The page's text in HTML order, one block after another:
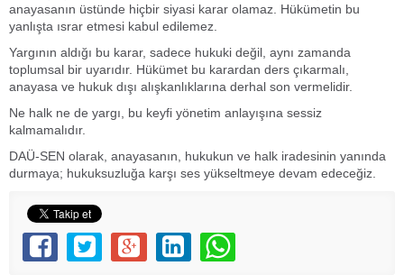
anayasanın üstünde hiçbir siyasi karar olamaz. Hükümetin bu
yanlışta ısrar etmesi kabul edilemez.
Yargının aldığı bu karar, sadece hukuki değil, aynı zamanda
toplumsal bir uyarıdır. Hükümet bu karardan ders çıkarmalı,
anayasa ve hukuk dışı alışkanlıklarına derhal son vermelidir.
Ne halk ne de yargı, bu keyfi yönetim anlayışına sessiz
kalmamalıdır.
DAÜ-SEN olarak, anayasanın, hukukun ve halk iradesinin yanında
durmaya; hukuksuzluğa karşı ses yükseltmeye devam edeceğiz.